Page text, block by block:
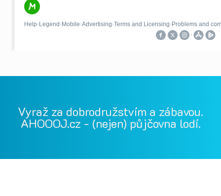
Vyraž za dobrodružstvím a zábavou.
AHOOOJ.cz - (nejen) půjčovna lodí.